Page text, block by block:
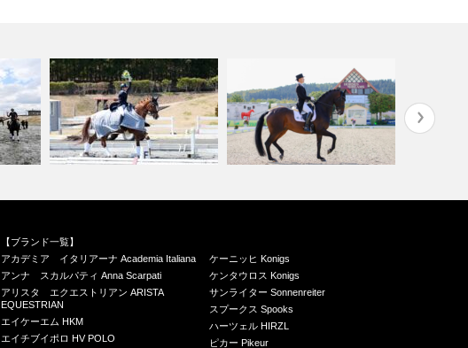
ラ…
【ブランド一覧】
アカデミア イタリアーナ Academia Italiana
アンナ スカルパティ Anna Scarpati
アリスタ エクエストリアン ARISTA
EQUESTRIAN
エイケーエム HKM
エイチブイポロ HV POLO
ケーニッヒ Konigs
ケンタウロス Konigs
サンライター Sonnenreiter
スプークス Spooks
ハーツェル HIRZL
ピカー Pikeur